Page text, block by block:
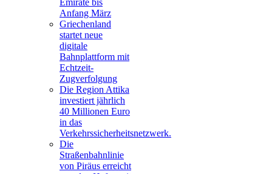
Emirate bis
Anfang März
Griechenland
startet neue
digitale
Bahnplattform mit
Echtzeit-
Zugverfolgung
Die Region Attika
investiert jährlich
40 Millionen Euro
in das
Verkehrssicherheitsnetzwerk.
Die
Straßenbahnlinie
von Piräus erreicht